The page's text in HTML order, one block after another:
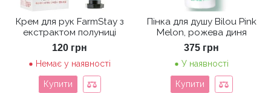
Крем для рук FarmStay з
екстрактом полуниці
120 грн
Немає у наявності
Купити
Пінка для душу Bilou Pink
Melon, рожева диня
375 грн
У наявності
Купити